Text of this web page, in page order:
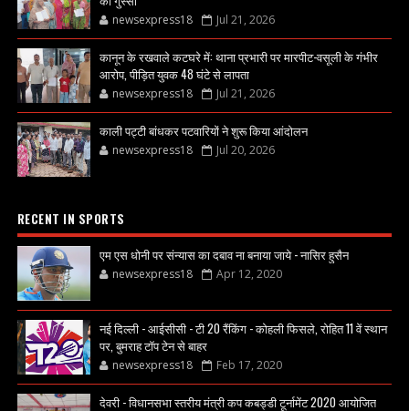
newsexpress18 Jul 21, 2026
कानून के रखवाले कटघरे में: थाना प्रभारी पर मारपीट-वसूली के गंभीर
आरोप, पीड़ित युवक 48 घंटे से लापता
newsexpress18 Jul 21, 2026
काली पट्टी बांधकर पटवारियों ने शुरू किया आंदोलन
newsexpress18 Jul 20, 2026
RECENT IN SPORTS
एम एस धोनी पर संन्यास का दबाव ना बनाया जाये - नासिर हुसैन
newsexpress18 Apr 12, 2020
नई दिल्ली - आईसीसी - टी 20 रैंकिंग - कोहली फिसले, रोहित 11 वें स्थान
पर, बुमराह टॉप टेन से बाहर
newsexpress18 Feb 17, 2020
देवरी - विधानसभा स्तरीय मंत्री कप कबड्डी टूर्नामेंट 2020 आयोजित